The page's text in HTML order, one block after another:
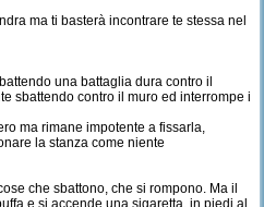
ma ti basterà incontrare te stessa nel
una battaglia dura contro il
sbattendo contro il muro ed interrompe i
ma rimane impotente a fissarla,
la stanza come niente
che sbattono, che si rompono. Ma il
e si accende una sigaretta, in piedi al